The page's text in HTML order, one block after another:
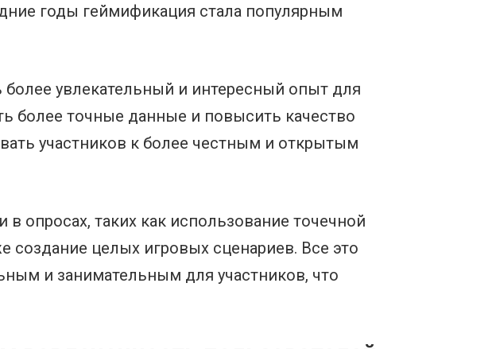
годы геймификация стала популярным
увлекательный и интересный опыт для
более точные данные и повысить качество
участников к более честным и открытым
опросах, таких как использование точечной
целых игровых сценариев. Все это
и занимательным для участников, что